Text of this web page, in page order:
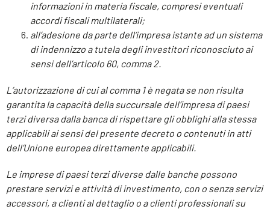
informazioni in materia fiscale, compresi eventuali
accordi fiscali multilaterali;
all’adesione da parte dell’impresa istante ad un sistema
di indennizzo a tutela degli investitori riconosciuto ai
sensi dell’articolo 60, comma 2.
L’autorizzazione di cui al comma 1 è negata se non risulta
garantita la capacità della succursale dell’impresa di paesi
terzi diversa dalla banca di rispettare gli obblighi alla stessa
applicabili ai sensi del presente decreto o contenuti in atti
dell’Unione europea direttamente applicabili.
Le imprese di paesi terzi diverse dalle banche possono
prestare servizi e attività di investimento, con o senza servizi
accessori, a clienti al dettaglio o a clienti professionali su